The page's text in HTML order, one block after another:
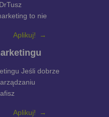
to nie
Aplikuj!
Jeśli dobrze
Aplikuj!